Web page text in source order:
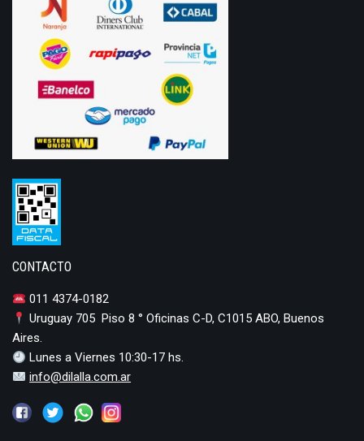
CONTACTO
011 4374-0182
Uruguay 705 Piso 8 ° Oficinas C-D, C1015 ABO, Buenos
Aires.
Lunes a Viernes 10:30-17 hs.
info@dilalla.com.ar